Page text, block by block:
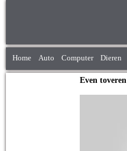
Home Auto Computer Dieren
Even toveren